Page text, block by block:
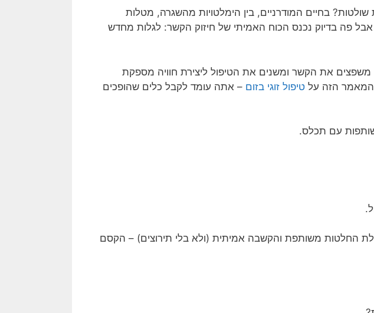
בחיים המודרניים, בין הימלטויות מהשגרה, מטלות
פה בדיוק נכנס הכוח האמיתי של חיזוק הקשר: לגלות מחדש
את הקשר ומשנים את הטיפול ליצירת חוויה מספקת
המאמר הזה על טיפול זוגי בזום – אתה עומד לקבל כלים שהופכים
שותפות עם תכלס.
החלטות משותפת והקשבה אמיתית (ולא בלי תירוצים) – הקסם